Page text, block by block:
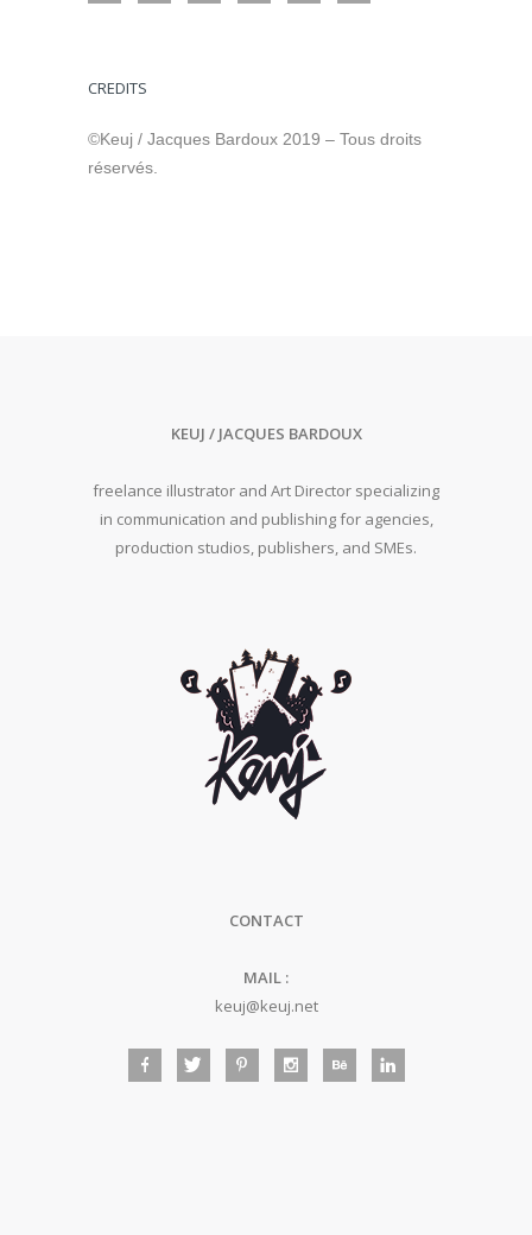
CREDITS
©Keuj / Jacques Bardoux 2019 – Tous droits
réservés.
KEUJ / JACQUES BARDOUX
freelance illustrator and Art Director specializing
in communication and publishing for agencies,
production studios, publishers, and SMEs.
CONTACT
MAIL :
keuj@keuj.net